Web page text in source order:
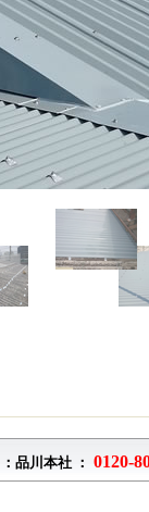
品川本社 ： 0120-